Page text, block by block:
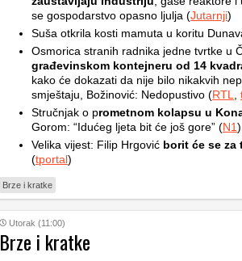
se gospodarstvo opasno ljulja (Jutarnji)
Suša otkrila kosti mamuta u koritu
Osmorica stranih radnika jedne tvrtke u
građevinskom kontejneru od 14
kako će dokazati da nije bilo nikakvih
smještaju, Božinović: Nedopustivo (RTL
Stručnjak o prometnom kolapsu u
Gorom: “Idućeg ljeta bit će još gore” (N1)
Velika vijest: Filip Hrgović borit će se
(tportal)
Brze i kratke
Utorak (11:00)
Brze i kratke